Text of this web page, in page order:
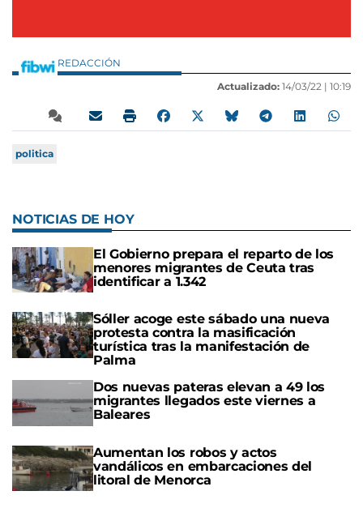
REDACCIÓN
Actualizado: 14/03/22 | 10:19
politica
NOTICIAS DE HOY
El Gobierno prepara el reparto de los
menores migrantes de Ceuta tras
identificar a 1.342
Sóller acoge este sábado una nueva
protesta contra la masificación
turística tras la manifestación de
Palma
Dos nuevas pateras elevan a 49 los
migrantes llegados este viernes a
Baleares
Aumentan los robos y actos
vandálicos en embarcaciones del
litoral de Menorca